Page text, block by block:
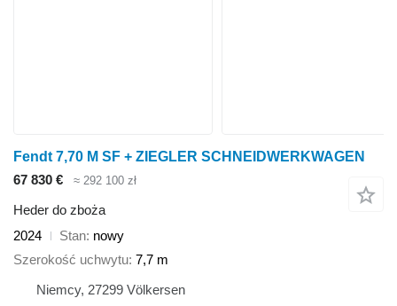
Fendt 7,70 M SF + ZIEGLER SCHNEIDWERKWAGEN
67 830 €
≈ 292 100 zł
Heder do zboża
2024
Stan nowy
Szerokość uchwytu 7,7 m
Niemcy, 27299 Völkersen